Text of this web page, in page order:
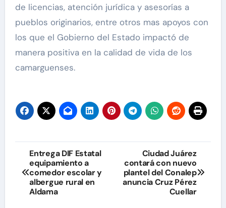
de licencias, atención jurídica y asesorías a
pueblos originarios, entre otros mas apoyos con
los que el Gobierno del Estado impactó de
manera positiva en la calidad de vida de los
camarguenses.
Navegación
de
entradas
Entrega DIF Estatal
equipamiento a
comedor escolar y
albergue rural en
Aldama
Ciudad Juárez
contará con nuevo
plantel del Conalep
anuncia Cruz Pérez
Cuellar